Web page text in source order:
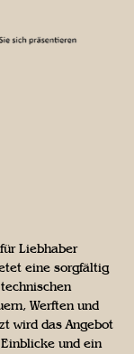
Liebhaber
eine sorgfältig
Werften und
wird das Angebot
und ein